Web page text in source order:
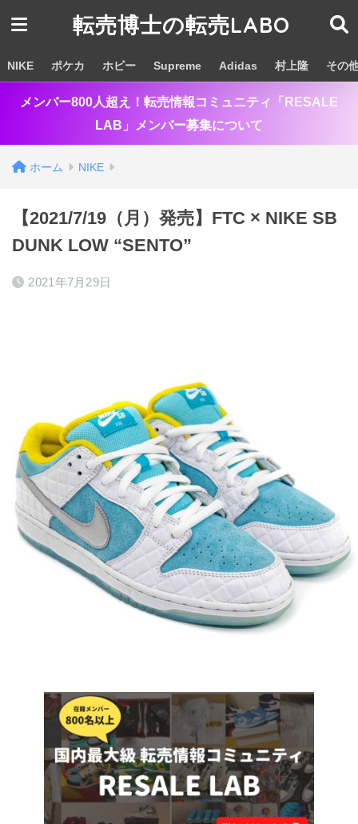
転売博士の転売LABO
NIKE ポケカ ホビー Supreme Adidas 村上隆 その
メンバー800人超え！転売情報コミュニティ「RESALE
LAB」メンバー募集について
ホーム NIKE
【2021/7/19（月）発売】FTC × NIKE SB
DUNK LOW “SENTO”
2021年7月29日